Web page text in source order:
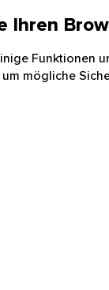
Ihren
Funktionen
mögliche